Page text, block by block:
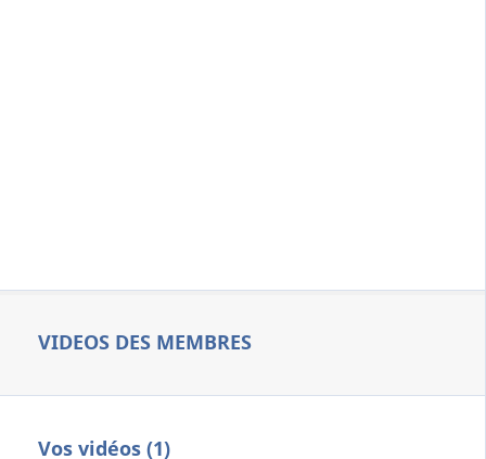
VIDEOS DES MEMBRES
Vos vidéos (1)